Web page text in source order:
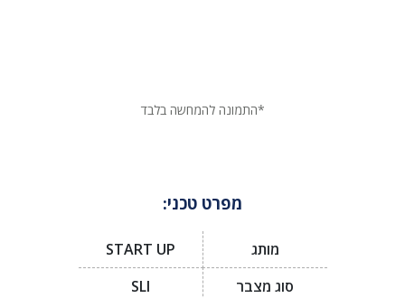
*התמונה להמחשה בלבד
מפרט טכני:
מותג
START UP
סוג מצבר
SLI